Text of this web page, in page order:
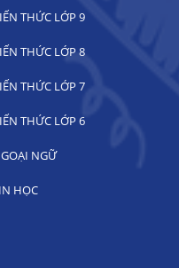
THỨC LỚP 9
THỨC LỚP 8
THỨC LỚP 7
THỨC LỚP 6
NGỮ
HỌC